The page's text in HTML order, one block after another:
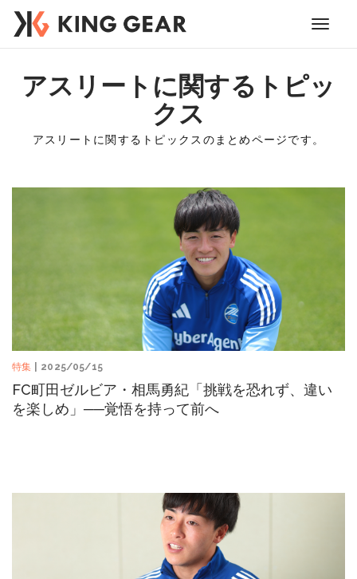
Toggle
アスリートに関するトピッ
クス
アスリートに関するトピックスのまとめページです。
特集 | 2025/05/15
FC町田ゼルビア・相馬勇紀「挑戦を恐れず、違い
を楽しめ」──覚悟を持って前へ